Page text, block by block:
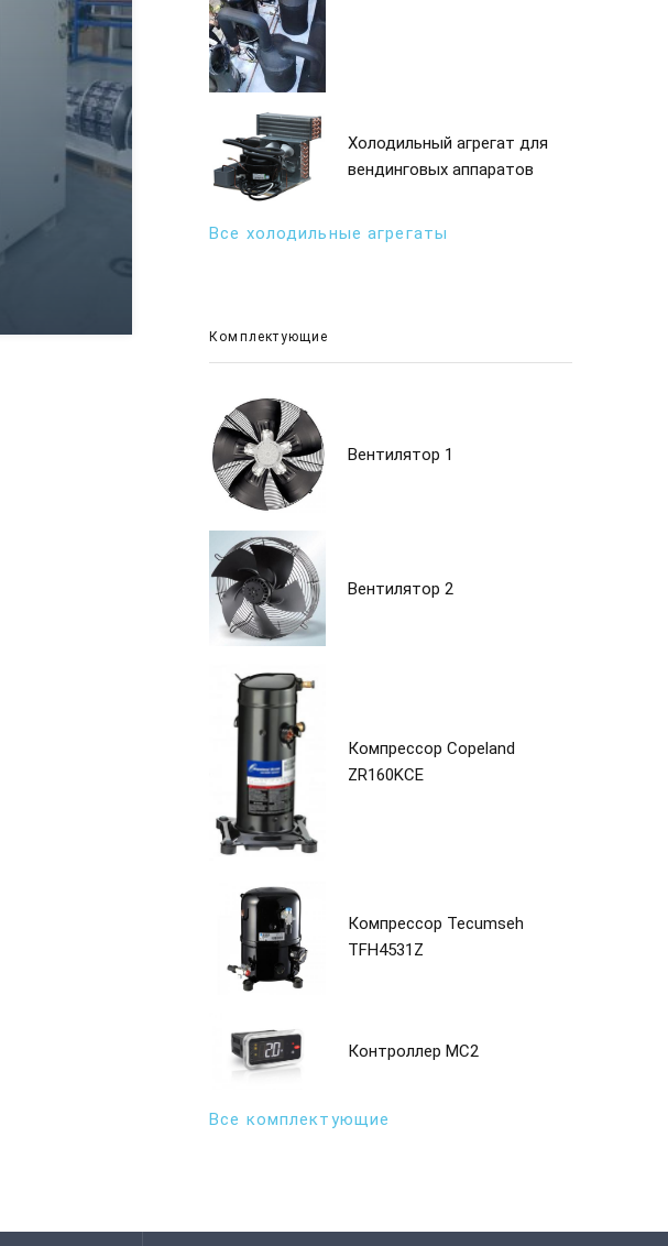
Холодильный агрегат для
вендинговых аппаратов
Все холодильные агрегаты
Комплектующие
Вентилятор 1
Вентилятор 2
Компрессор Copeland
ZR160KCE
Компрессор Tecumseh
TFH4531Z
Контроллер MC2
Все комплектующие